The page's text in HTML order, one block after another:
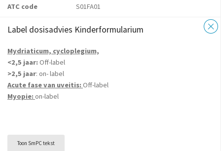
ATC code
S01FA01
Label dosisadvies Kinderformularium
Mydriaticum, cycloplegium,
<2,5 jaar: Off-label
>2,5 jaar: on- label
Acute fase van uveitis: Off-label
Myopie: on-label
Toon SmPC tekst